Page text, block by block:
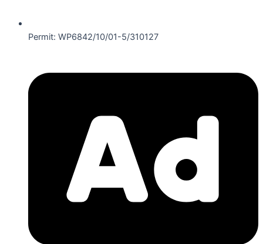
Permit: WP6842/10/01-5/310127